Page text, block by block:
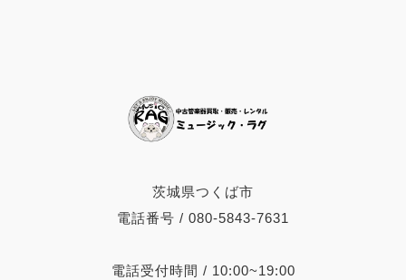
茨城県つくば市
電話番号 / 080-5843-7631
電話受付時間 / 10:00~19:00